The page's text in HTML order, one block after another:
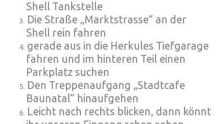
Shell Tankstelle
Die Straße „Marktstrasse“ an der
Shell rein fahren
gerade aus in die Herkules Tiefgarage
fahren und im hinteren Teil einen
Parkplatz suchen
Den Treppenaufgang „Stadtcafe
Baunatal“ hinaufgehen
Leicht nach rechts blicken, dann könnt